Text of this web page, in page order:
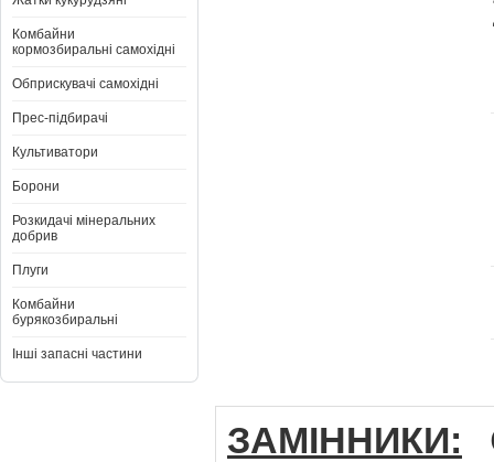
Комбайни
кормозбиральні самохідні
Обприскувачі самохідні
Прес-підбирачі
Культиватори
Борони
Розкидачі мінеральних
добрив
Плуги
Комбайни
бурякозбиральні
Інші запасні частини
ЗАМІННИКИ: